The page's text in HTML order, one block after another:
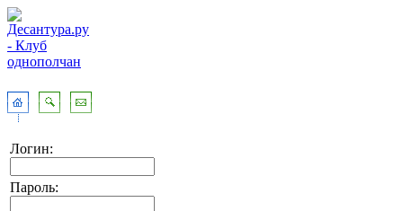
Логин:
Пароль: